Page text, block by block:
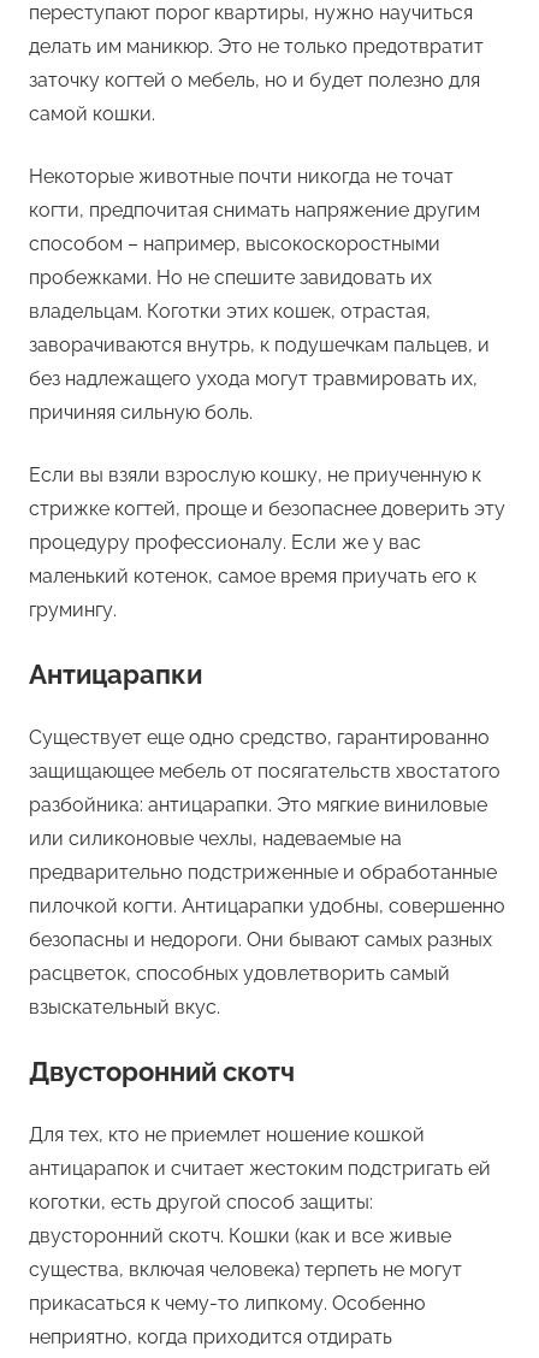
переступают порог квартиры, нужно научиться
делать им маникюр. Это не только предотвратит
заточку когтей о мебель, но и будет полезно для
самой кошки.
Некоторые животные почти никогда не точат
когти, предпочитая снимать напряжение другим
способом – например, высокоскоростными
пробежками. Но не спешите завидовать их
владельцам. Коготки этих кошек, отрастая,
заворачиваются внутрь, к подушечкам пальцев, и
без надлежащего ухода могут травмировать их,
причиняя сильную боль.
Если вы взяли взрослую кошку, не приученную к
стрижке когтей, проще и безопаснее доверить эту
процедуру профессионалу. Если же у вас
маленький котенок, самое время приучать его к
грумингу.
Антицарапки
Существует еще одно средство, гарантированно
защищающее мебель от посягательств хвостатого
разбойника: антицарапки. Это мягкие виниловые
или силиконовые чехлы, надеваемые на
предварительно подстриженные и обработанные
пилочкой когти. Антицарапки удобны, совершенно
безопасны и недороги. Они бывают самых разных
расцветок, способных удовлетворить самый
взыскательный вкус.
Двусторонний скотч
Для тех, кто не приемлет ношение кошкой
антицарапок и считает жестоким подстригать ей
коготки, есть другой способ защиты:
двусторонний скотч. Кошки (как и все живые
существа, включая человека) терпеть не могут
прикасаться к чему-то липкому. Особенно
неприятно, когда приходится отдирать